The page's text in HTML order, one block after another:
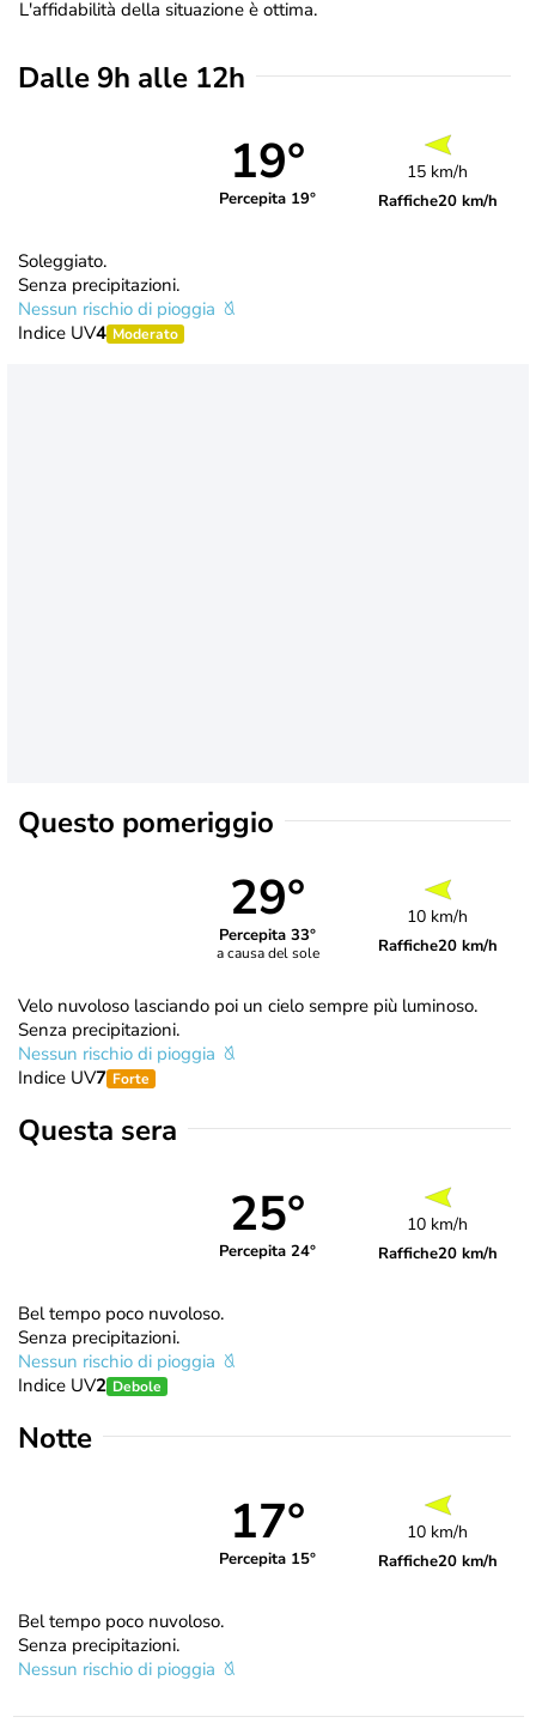
L'affidabilità della situazione è ottima.
Dalle 9h alle 12h
19°
Percepita 19°
15 km/h
Raffiche20 km/h
Soleggiato.
Senza precipitazioni.
Nessun rischio di pioggia
Indice UV4 Moderato
Questo pomeriggio
29°
Percepita 33°
a causa del sole
10 km/h
Raffiche20 km/h
Velo nuvoloso lasciando poi un cielo sempre più luminoso.
Senza precipitazioni.
Nessun rischio di pioggia
Indice UV7 Forte
Questa sera
25°
Percepita 24°
10 km/h
Raffiche20 km/h
Bel tempo poco nuvoloso.
Senza precipitazioni.
Nessun rischio di pioggia
Indice UV2 Debole
Notte
17°
Percepita 15°
10 km/h
Raffiche20 km/h
Bel tempo poco nuvoloso.
Senza precipitazioni.
Nessun rischio di pioggia